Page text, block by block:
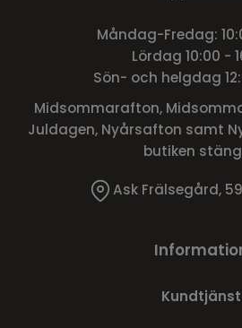
Måndag-Fredag:
Lördag 10:00 -
Sön- och helgdag
Midsommarafton,
Juldagen, Nyårsafton samt
butiken
Ask Frälsegård,
Kundtjänst